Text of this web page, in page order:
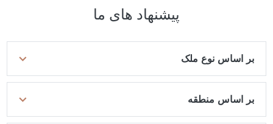
پیشنهاد های ما
بر اساس نوع ملک
بر اساس منطقه